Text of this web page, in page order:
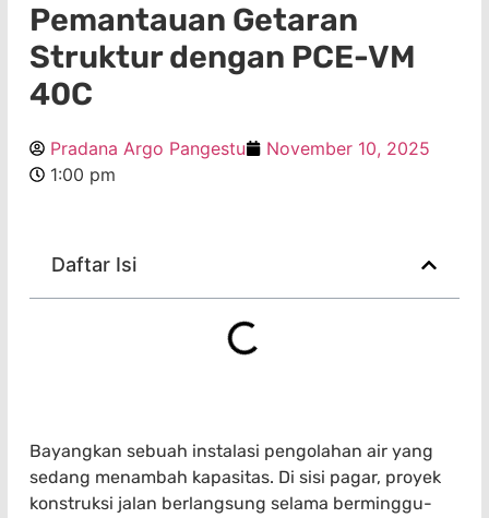
Pemantauan Getaran
Struktur dengan PCE-VM
40C
Pradana Argo Pangestu
November 10, 2025
1:00 pm
Daftar Isi
Bayangkan sebuah instalasi pengolahan air yang
sedang menambah kapasitas. Di sisi pagar, proyek
konstruksi jalan berlangsung selama berminggu-